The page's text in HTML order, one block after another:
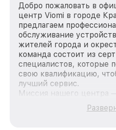
Добро пожаловать в
центр Viomi в городе
предлагаем
обслуживание
жителей города и
команда состоит из
специалистов, которые
свою квалификацию,
лучший сервис.
Миссия нашего центра
качественный и
каждого пользователя